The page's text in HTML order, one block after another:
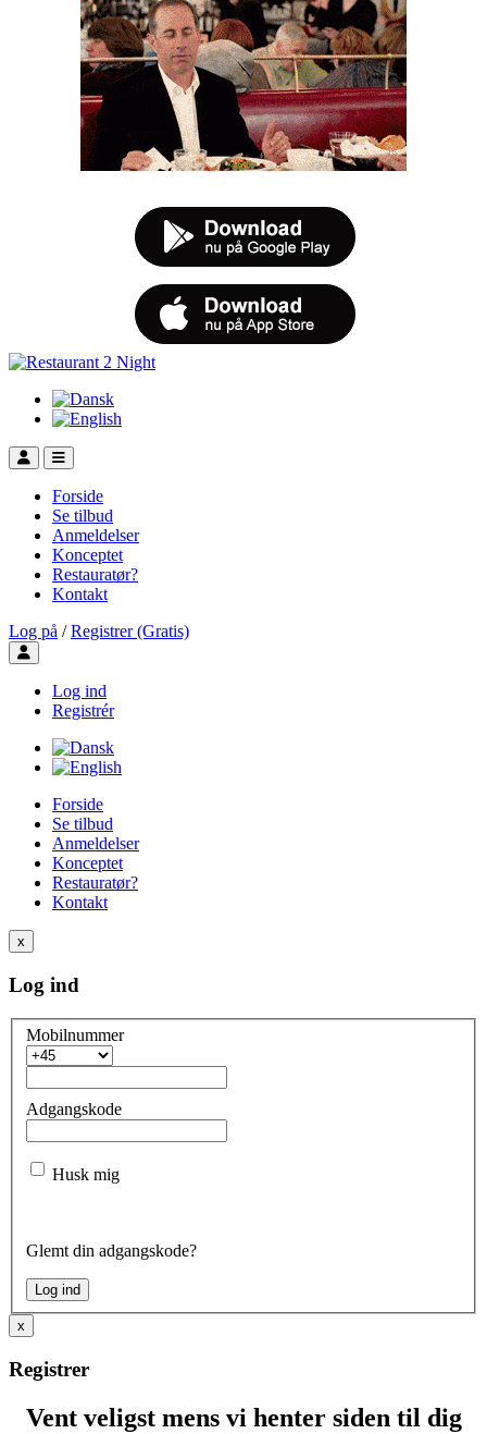
Forside
Se tilbud
Anmeldelser
Konceptet
Restauratør?
Kontakt
Log på / Registrer (Gratis)
Toggle user menu
Log ind
Registrér
Forside
Se tilbud
Anmeldelser
Konceptet
Restauratør?
Kontakt
x
Log ind
Mobilnummer
Adgangskode
Husk mig
Glemt din adgangskode?
x
Registrer
Vent veligst mens vi henter siden til dig